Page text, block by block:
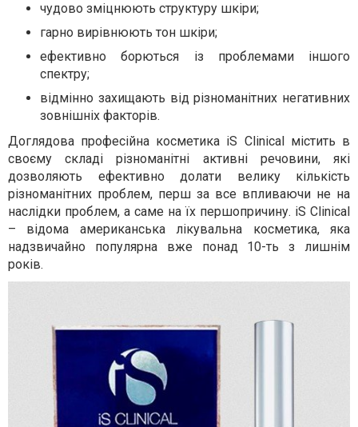
чудово зміцнюють структуру шкіри;
гарно вирівнюють тон шкіри;
ефективно борються із проблемами іншого
спектру;
відмінно захищають від різноманітних негативних
зовнішніх факторів.
Доглядова професійна косметика iS Clinical містить в
своєму складі різноманітні активні речовини, які
дозволяють ефективно долати велику кількість
різноманітних проблем, перш за все впливаючи не на
наслідки проблем, а саме на їх першопричину. iS Clinical
– відома американська лікувальна косметика, яка
надзвичайно популярна вже понад 10-ть з лишнім
років.